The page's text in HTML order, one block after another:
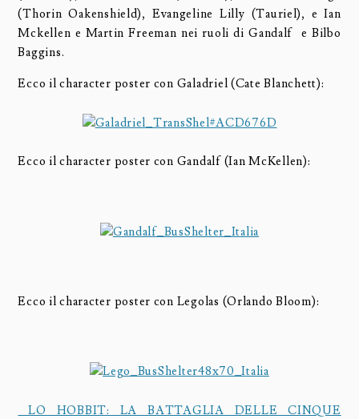
(Thorin Oakenshield), Evangeline Lilly (Tauriel), e Ian
Mckellen e Martin Freeman nei ruoli di Gandalf e Bilbo
Baggins.
Ecco il character poster con Galadriel (Cate Blanchett):
Ecco il character poster con Gandalf (Ian McKellen):
Ecco il character poster con Legolas (Orlando Bloom):
LO HOBBIT: LA BATTAGLIA DELLE CINQUE